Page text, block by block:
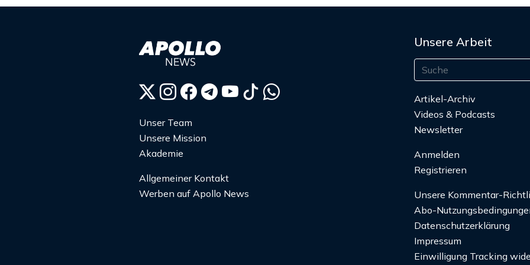
Unser Team
Unsere Mission
Akademie
Allgemeiner Kontakt
Werben auf Apollo News
Unsere Arbeit
Artikel-Archiv
Videos & Podcasts
Newsletter
Anmelden
Registrieren
Unsere Kommentar-
Abo-
Datenschutzerklärung
Impressum
Einwilligung Tracking